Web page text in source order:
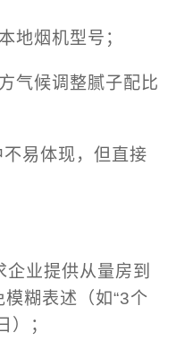
地烟机型号；
气候调整腻子配比
易体现，但直接
企业提供从量房到
糊表述（如“3个
）；